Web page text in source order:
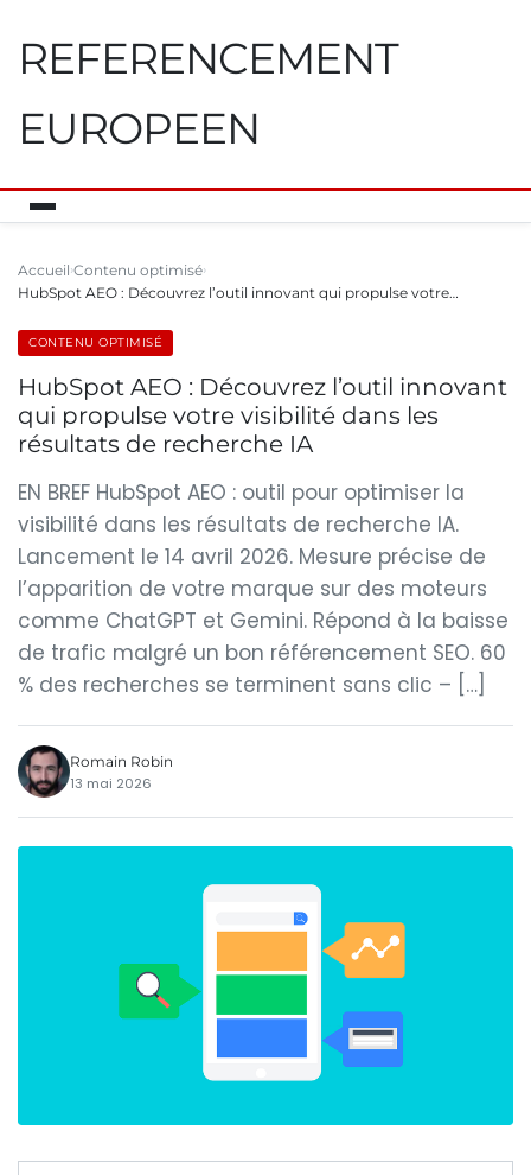
REFERENCEMENT
EUROPEEN
Accueil Contenu optimisé
HubSpot AEO : Découvrez l’outil innovant qui propulse votre…
CONTENU OPTIMISÉ
HubSpot AEO : Découvrez l’outil innovant
qui propulse votre visibilité dans les
résultats de recherche IA
EN BREF HubSpot AEO : outil pour optimiser la
visibilité dans les résultats de recherche IA.
Lancement le 14 avril 2026. Mesure précise de
l’apparition de votre marque sur des moteurs
comme ChatGPT et Gemini. Répond à la baisse
de trafic malgré un bon référencement SEO. 60
% des recherches se terminent sans clic – […]
Romain Robin
13 mai 2026